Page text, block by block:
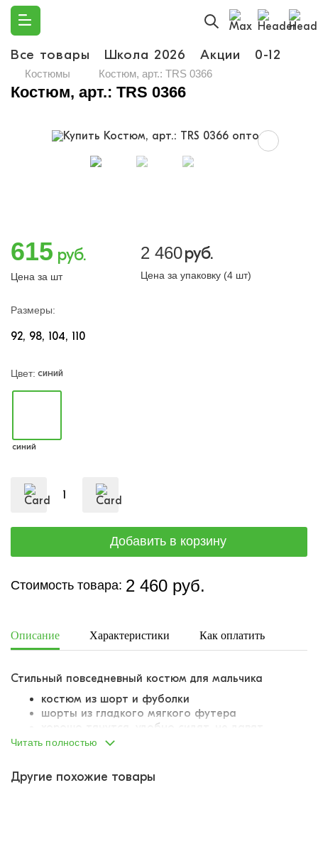
Все товары Школа 2026 Акции 0-12
Костюмы Костюм, арт.: TRS 0366
Костюм, арт.: TRS 0366
615 руб.
Цена за шт
2 460руб.
Цена за упаковку (4 шт)
Размеры:
92 98 104 110
Цвет: синий
синий
Стоимость товара: 2 460 руб.
Описание Характеристики Как оплатить
Стильный повседневный костюм для мальчика
костюм из шорт и фуболки
шорты из гладкого мягкого футера
хорошо тянутся, удобно сидят, не давят
возвращают прежнюю форму, не пузырятся
но поясе имитация шнурка-завязки
Читать полностью
Другие похожие товары